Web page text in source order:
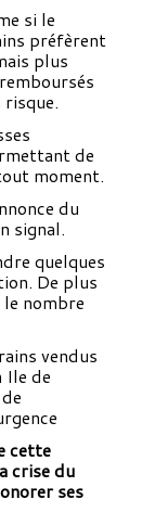
si le
préfèrent
plus
risque.
de
moment.
du
signal.
quelques
De plus
nombre
vendus
Ile de
cette
crise du
ses